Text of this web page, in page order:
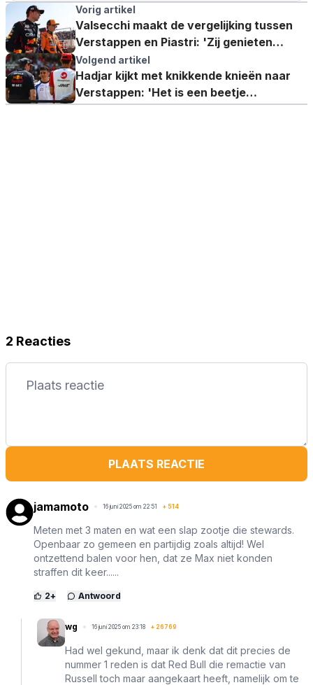
Vorig artikel
Valsecchi maakt de vergelijking tussen
Verstappen en Piastri: 'Zij genieten
daarvan'
Volgend artikel
Hadjar kijkt met knikkende knieën naar
Verstappen: 'Het is een beetje
beangstigend'
2 Reacties
PLAATS REACTIE
jamamoto 16 juni 2025 om 22:51 + 514
Meten met 3 maten en wat een slap zootje die stewards.
Openbaar zo gemeen en partijdig zoals altijd! Wel
ontzettend balen voor hen, dat ze Max niet konden
straffen dit keer......
2+ Antwoord
wg 16 juni 2025 om 23:18 + 26769
Had wel gekund, maar ik denk dat dit precies de
nummer 1 reden is dat Red Bull die remactie van
Russell toch maar aangekaart heeft, namelijk om te